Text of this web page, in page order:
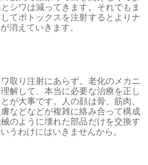
シワは減ってきます。それでもま
てボトックスを注射するとよりナ
消えていきます。
取り注射にあらず。老化のメカニ
解して、本当に必要な治療を正し
が大事です。人の顔は骨、筋肉、
などなどが複雑に絡み合って構成
のように壊れた部品だけを交換す
うわけにはいきませんから。